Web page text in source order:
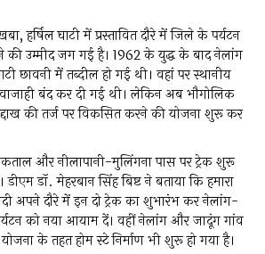
हर्षिल घाटी में प्रस्तावित दौरे में जिले के पर्यटन
उम्मीद जग गई है। 1962 के युद्ध के बाद नेलांग
छावनी में तब्दील हो गई थी। वहां पर स्थानीय
बंद कर दी गई थी। लेकिन अब भौगोलिक
की तर्ज पर विकसित करने की योजना शुरू कर
और नीलापानी-मुलिंगना पास पर ट्रेक शुरू
डॉ. मेहरबान सिंह बिष्ट ने बताया कि हमारा
अपने दौरे में इन दो ट्रेक का शुभारंभ कर नेलांग-
को नया आयाम दें। वहीं नेलांग और जादूंग गांव
के तहत होम स्टे निर्माण भी शुरू हो गया है।